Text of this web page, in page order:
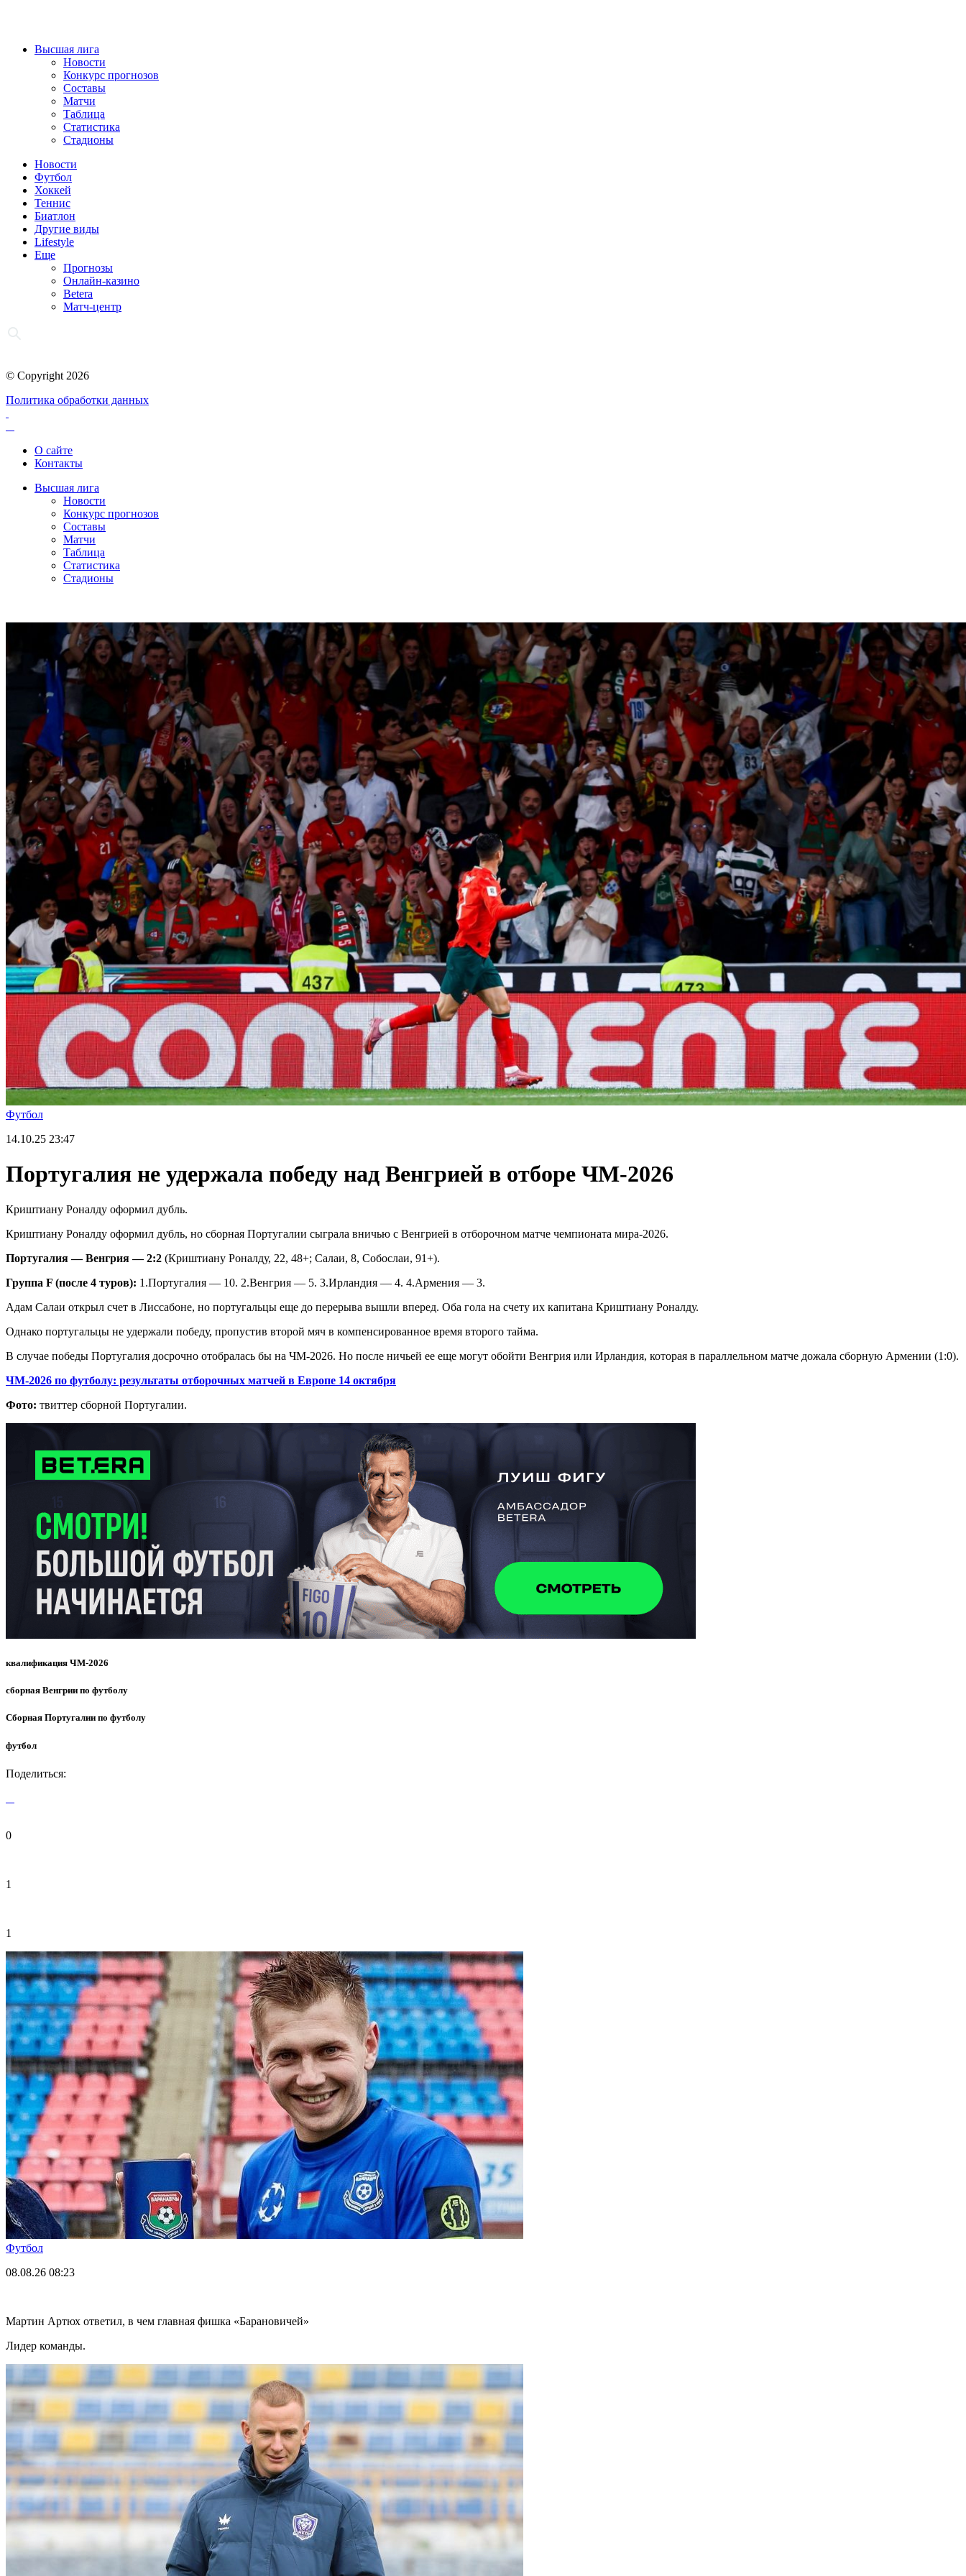
Высшая лига
Новости
Конкурс прогнозов
Составы
Матчи
Таблица
Статистика
Стадионы
Новости
Футбол
Хоккей
Теннис
Биатлон
Другие виды
Lifestyle
Еще
Прогнозы
Онлайн-казино
Betera
Матч-центр
© Copyright 2026
Политика обработки данных
О сайте
Контакты
Высшая лига
Новости
Конкурс прогнозов
Составы
Матчи
Таблица
Статистика
Стадионы
Футбол
14.10.25 23:47
Португалия не удержала победу над Венгрией в отборе ЧМ-2026
Криштиану Роналду оформил дубль.
Криштиану Роналду оформил дубль, но сборная Португалии сыграла вничью с Венгрией в отборочном матче чемпионата мира-2026.
Португалия — Венгрия — 2:2 (Криштиану Роналду, 22, 48+; Салаи, 8, Собослаи, 91+).
Группа F (после 4 туров): 1.Португалия — 10. 2.Венгрия — 5. 3.Ирландия — 4. 4.Армения — 3.
Адам Салаи открыл счет в Лиссабоне, но португальцы еще до перерыва вышли вперед. Оба гола на счету их капитана Криштиану Роналду.
Однако португальцы не удержали победу, пропустив второй мяч в компенсированное время второго тайма.
В случае победы Португалия досрочно отобралась бы на ЧМ-2026. Но после ничьей ее еще могут обойти Венгрия или Ирландия, которая в параллельном матче дожала сборную Армении (1:0).
ЧМ-2026 по футболу: результаты отборочных матчей в Европе 14 октября
Фото: твиттер сборной Португалии.
квалификация ЧМ-2026
сборная Венгрии по футболу
Сборная Португалии по футболу
футбол
Поделиться:
0
1
1
Футбол
08.08.26 08:23
Мартин Артюх ответил, в чем главная фишка «Барановичей»
Лидер команды.